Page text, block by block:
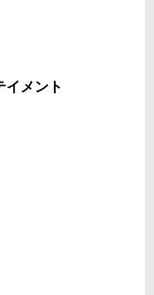
イメント